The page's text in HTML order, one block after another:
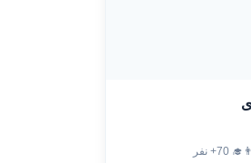
👨‍🎓 70+ نفر